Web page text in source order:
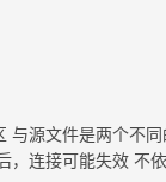
源文件是两个不
，连接可能失效 不